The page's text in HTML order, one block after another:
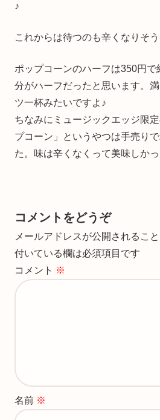
♪
これからは待つのも辛くなりそ
ポップコーンのハーフは350円で
分がハーフだったと思います。
ツ一杯みたいですよ♪
ちなみにミュージックエッジ限
プコーン」というやつは手売り
た。味は辛くなくって美味しか
コメントをどうぞ
メールアドレスが公開されること
付いている欄は必須項目です
コメント ※
名前 ※